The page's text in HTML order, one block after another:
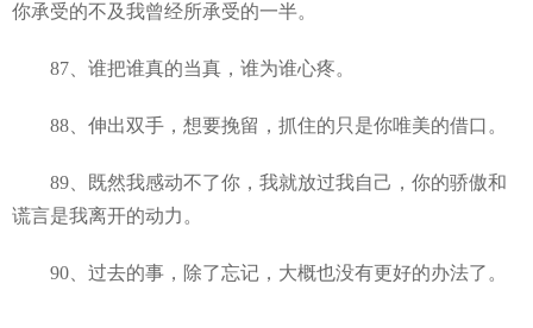
你承受的不及我曾经所承受的一半。
87、谁把谁真的当真，谁为谁心疼。
88、伸出双手，想要挽留，抓住的只是你唯美的借口。
89、既然我感动不了你，我就放过我自己，你的骄傲和
谎言是我离开的动力。
90、过去的事，除了忘记，大概也没有更好的办法了。